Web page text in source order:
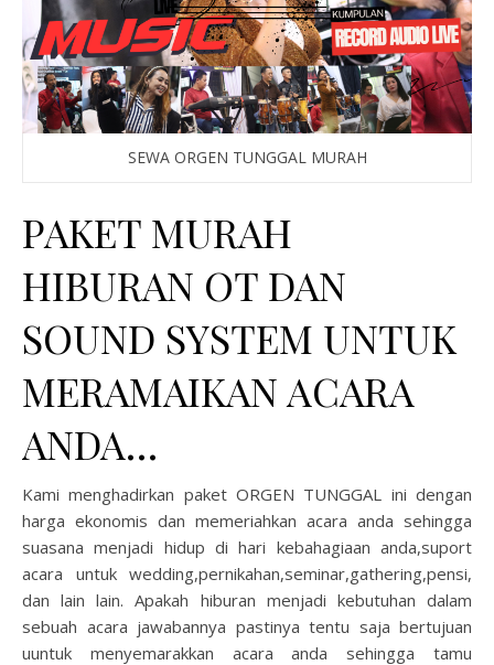
SEWA ORGEN TUNGGAL MURAH
PAKET MURAH
HIBURAN OT DAN
SOUND SYSTEM UNTUK
MERAMAIKAN ACARA
ANDA…
Kami menghadirkan paket ORGEN TUNGGAL ini dengan
harga ekonomis dan memeriahkan acara anda sehingga
suasana menjadi hidup di hari kebahagiaan anda,suport
acara untuk wedding,pernikahan,seminar,gathering,pensi,
dan lain lain. Apakah hiburan menjadi kebutuhan dalam
sebuah acara jawabannya pastinya tentu saja bertujuan
uuntuk menyemarakkan acara anda sehingga tamu